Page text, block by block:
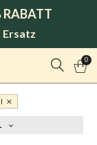
Ersatz
0